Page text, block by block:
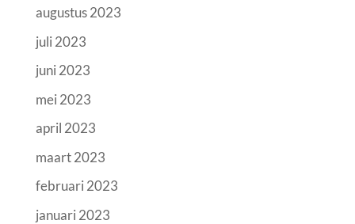
augustus 2023
juli 2023
juni 2023
mei 2023
april 2023
maart 2023
februari 2023
januari 2023